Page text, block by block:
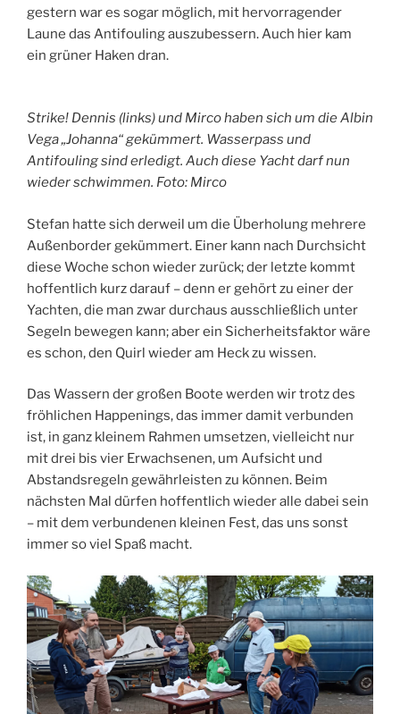
gestern war es sogar möglich, mit hervorragender
Laune das Antifouling auszubessern. Auch hier kam
ein grüner Haken dran.
Strike! Dennis (links) und Mirco haben sich um die Albin
Vega „Johanna“ gekümmert. Wasserpass und
Antifouling sind erledigt. Auch diese Yacht darf nun
wieder schwimmen. Foto: Mirco
Stefan hatte sich derweil um die Überholung mehrere
Außenborder gekümmert. Einer kann nach Durchsicht
diese Woche schon wieder zurück; der letzte kommt
hoffentlich kurz darauf – denn er gehört zu einer der
Yachten, die man zwar durchaus ausschließlich unter
Segeln bewegen kann; aber ein Sicherheitsfaktor wäre
es schon, den Quirl wieder am Heck zu wissen.
Das Wassern der großen Boote werden wir trotz des
fröhlichen Happenings, das immer damit verbunden
ist, in ganz kleinem Rahmen umsetzen, vielleicht nur
mit drei bis vier Erwachsenen, um Aufsicht und
Abstandsregeln gewährleisten zu können. Beim
nächsten Mal dürfen hoffentlich wieder alle dabei sein
– mit dem verbundenen kleinen Fest, das uns sonst
immer so viel Spaß macht.